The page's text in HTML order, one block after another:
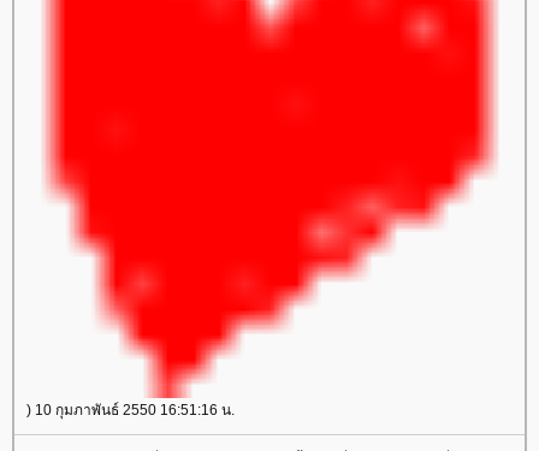
) 10 กุมภาพันธ์ 2550 16:51:16 น.